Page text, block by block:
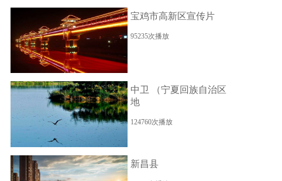
宝鸡市高新区宣传片
95235次播放
中卫 （宁夏回族自治区
地
124760次播放
新昌县